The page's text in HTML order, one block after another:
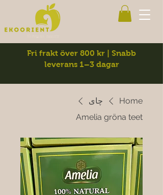
Fri frakt över 800 kr | Snabb
leverans 1–3 dagar
Home
چای
Amelia gröna teet